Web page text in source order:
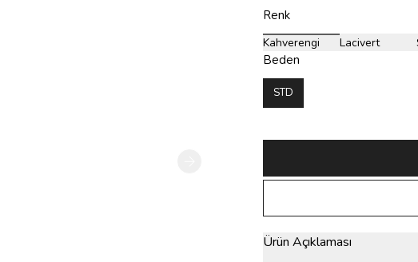
Renk
Kahverengi Lacivert
Beden
STD
Ürün Açıklaması